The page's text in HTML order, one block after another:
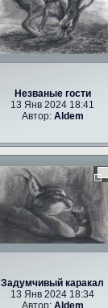
Незваные гости
13 Янв 2024 18:41
Автор: Aldem
Задумчивый каракал
13 Янв 2024 18:34
Автор: Aldem